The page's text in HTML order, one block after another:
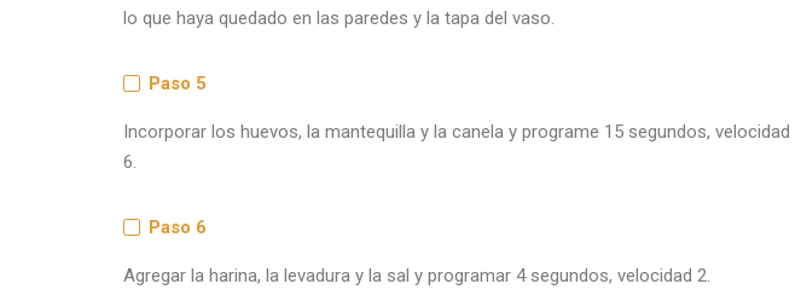
lo que haya quedado en las paredes y la tapa del vaso.
Paso 5
Incorporar los huevos, la mantequilla y la canela y programe 15 segundos, velocidad
6.
Paso 6
Agregar la harina, la levadura y la sal y programar 4 segundos, velocidad 2.